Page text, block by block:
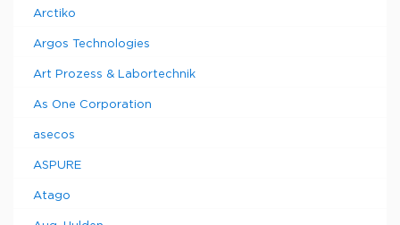
Arctiko
Argos Technologies
Art Prozess & Labortechnik
As One Corporation
asecos
ASPURE
Atago